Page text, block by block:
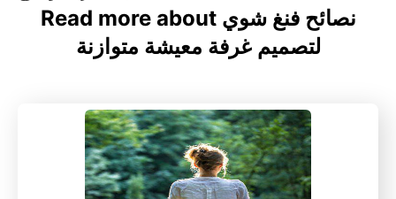
Read more about نصائح فنغ شوي
لتصميم غرفة معيشة متوازنة